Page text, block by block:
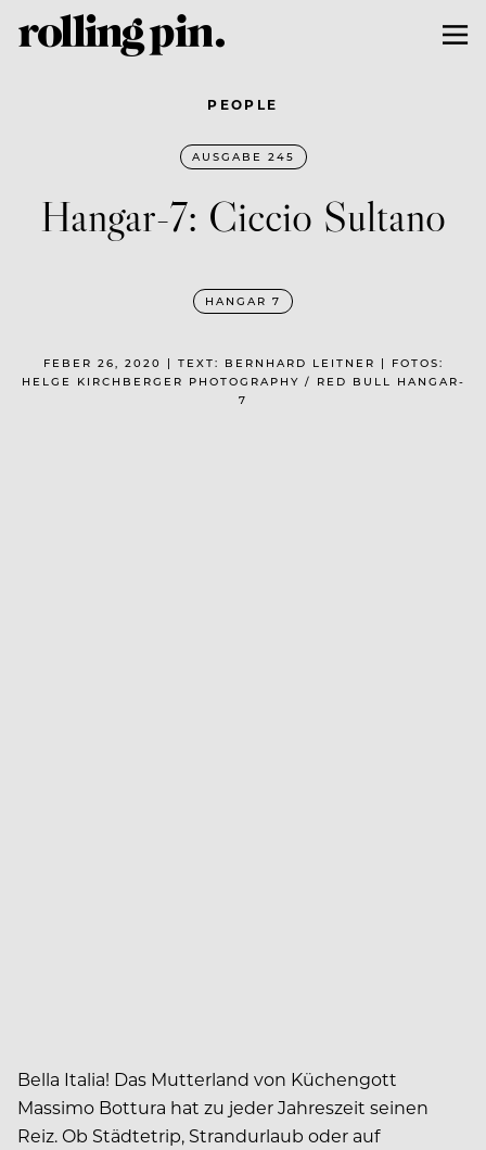
PEOPLE
AUSGABE 245
Hangar-7: Ciccio Sultano
HANGAR 7
FEBER 26, 2020 | TEXT: BERNHARD LEITNER | FOTOS:
HELGE KIRCHBERGER PHOTOGRAPHY / RED BULL HANGAR-
7
Bella Italia! Das Mutterland von Küchengott
Massimo Bottura hat zu jeder Jahreszeit seinen
Reiz. Ob Städtetrip, Strandurlaub oder auf